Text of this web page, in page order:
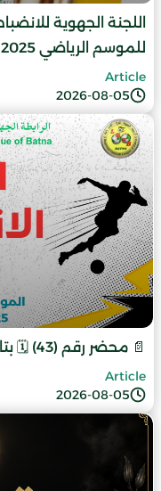
اللجنة الجهوية
للموسم الرياضي 2025 - 2026
2026-08-05
Article
📄 محضر رقم (43) 🗓️ بتاريخ: 30 جويلية 2026
2026-08-05
Article